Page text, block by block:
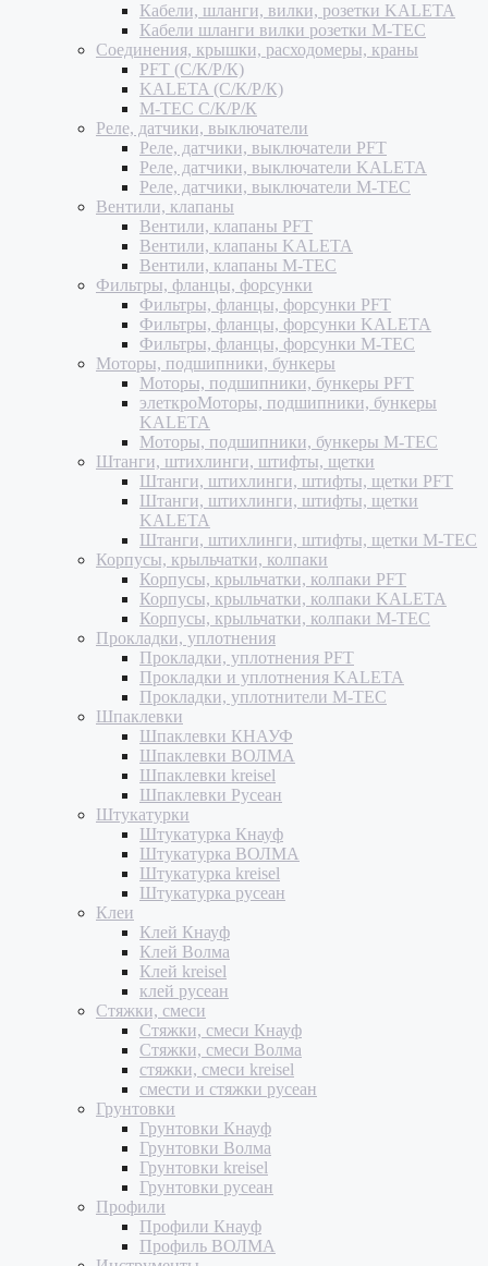
Кабели, шланги, вилки, розетки KALETA
Кабели шланги вилки розетки M-TEC
Соединения, крышки, расходомеры, краны
PFT (С/К/Р/К)
KALETA (С/К/Р/К)
M-TEC С/К/Р/К
Реле, датчики, выключатели
Реле, датчики, выключатели PFT
Реле, датчики, выключатели KALETA
Реле, датчики, выключатели M-TEC
Вентили, клапаны
Вентили, клапаны PFT
Вентили, клапаны KALETA
Вентили, клапаны M-TEC
Фильтры, фланцы, форсунки
Фильтры, фланцы, форсунки PFT
Фильтры, фланцы, форсунки KALETA
Фильтры, фланцы, форсунки M-TEC
Моторы, подшипники, бункеры
Моторы, подшипники, бункеры PFT
элеткроМоторы, подшипники, бункеры
KALETA
Моторы, подшипники, бункеры M-TEC
Штанги, штихлинги, штифты, щетки
Штанги, штихлинги, штифты, щетки PFT
Штанги, штихлинги, штифты, щетки
KALETA
Штанги, штихлинги, штифты, щетки M-TEC
Корпусы, крыльчатки, колпаки
Корпусы, крыльчатки, колпаки PFT
Корпусы, крыльчатки, колпаки KALETA
Корпусы, крыльчатки, колпаки M-TEC
Прокладки, уплотнения
Прокладки, уплотнения PFT
Прокладки и уплотнения KALETA
Прокладки, уплотнители M-TEC
Шпаклевки
Шпаклевки КНАУФ
Шпаклевки ВОЛМА
Шпаклевки kreisel
Шпаклевки Русеан
Штукатурки
Штукатурка Кнауф
Штукатурка ВОЛМА
Штукатурка kreisel
Штукатурка русеан
Клеи
Клей Кнауф
Клей Волма
Клей kreisel
клей русеан
Стяжки, смеси
Стяжки, смеси Кнауф
Стяжки, смеси Волма
стяжки, смеси kreisel
смести и стяжки русеан
Грунтовки
Грунтовки Кнауф
Грунтовки Волма
Грунтовки kreisel
Грунтовки русеан
Профили
Профили Кнауф
Профиль ВОЛМА